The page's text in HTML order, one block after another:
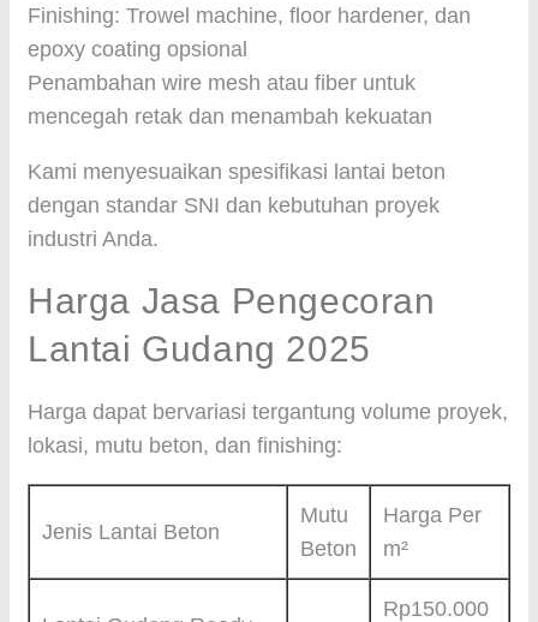
Finishing: Trowel machine, floor hardener, dan
epoxy coating opsional
Penambahan wire mesh atau fiber untuk
mencegah retak dan menambah kekuatan
Kami menyesuaikan spesifikasi lantai beton
dengan standar SNI dan kebutuhan proyek
industri Anda.
Harga Jasa Pengecoran
Lantai Gudang 2025
Harga dapat bervariasi tergantung volume proyek,
lokasi, mutu beton, dan finishing:
Jenis Lantai Beton
Mutu
Beton
Harga Per
m²
Rp150.000